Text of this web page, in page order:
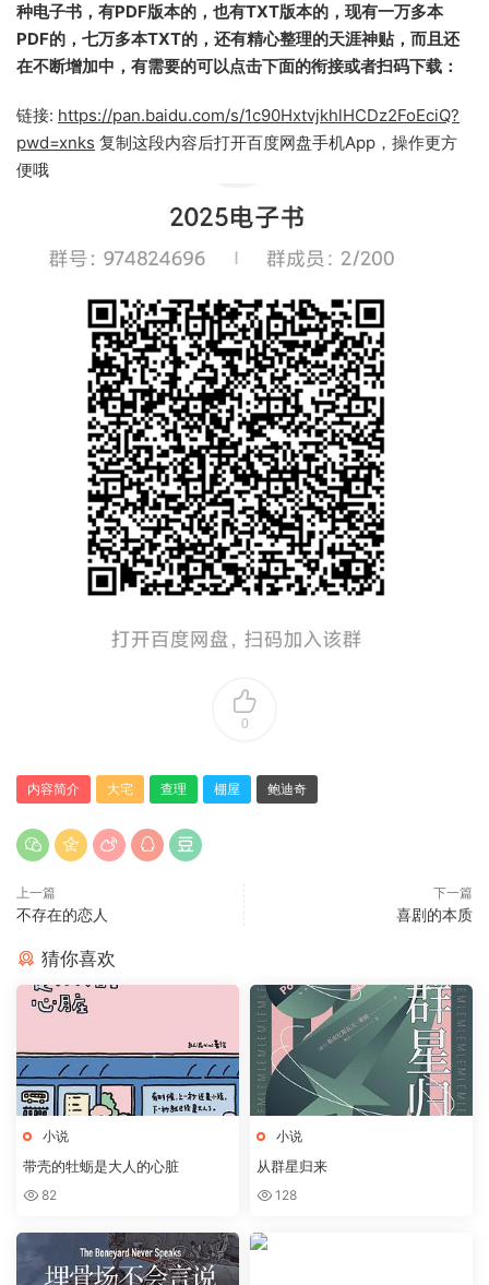
种电子书，有PDF版本的，也有TXT版本的，现有一万多本
PDF的，七万多本TXT的，还有精心整理的天涯神贴，而且还
在不断增加中，有需要的可以点击下面的衔接或者扫码下载：
链接: https://pan.baidu.com/s/1c90HxtvjkhlHCDz2FoEciQ?
pwd=xnks 复制这段内容后打开百度网盘手机App，操作更方
便哦
0
内容简介 大宅 查理 棚屋 鲍迪奇
上一篇
不存在的恋人
下一篇
喜剧的本质
猜你喜欢
小说
带壳的牡蛎是大人的心脏
82
小说
从群星归来
128